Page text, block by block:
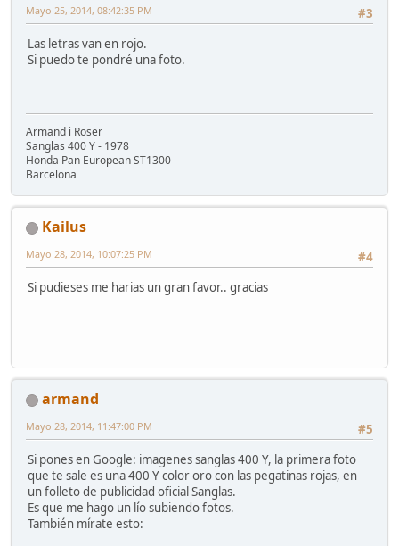
#3
Mayo 25, 2014, 08:42:35 PM
Las letras van en rojo.
Si puedo te pondré una foto.
Armand i Roser
Sanglas 400 Y - 1978
Honda Pan European ST1300
Barcelona
Kailus
#4
Mayo 28, 2014, 10:07:25 PM
Si pudieses me harias un gran favor.. gracias
armand
#5
Mayo 28, 2014, 11:47:00 PM
Si pones en Google: imagenes sanglas 400 Y, la primera foto
que te sale es una 400 Y color oro con las pegatinas rojas, en
un folleto de publicidad oficial Sanglas.
Es que me hago un lío subiendo fotos.
También mírate esto: